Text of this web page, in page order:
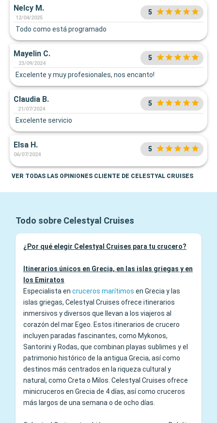
Nelcy M.
12/04/2025
5
Todo como está programado
Mayelin C.
23/09/2024
5
Excelente y muy profesionales, nos encanto!
Claudia B.
21/07/2024
5
Excelente servicio
Elsa H.
06/07/2024
5
VER TODAS LAS OPINIONES CLIENTE DE CELESTYAL CRUISES
Todo sobre Celestyal Cruises
¿Por qué elegir Celestyal Cruises para tu crucero?
Itinerarios únicos en Grecia, en las islas griegas y en
los Emiratos
Especialista en cruceros marítimos en Grecia y las
islas griegas, Celestyal Cruises ofrece itinerarios
inmersivos y diversos que llevan a los viajeros al
corazón del mar Egeo. Estos itinerarios de crucero
incluyen paradas fascinantes, como Mykonos,
Santorini y Rodas, que combinan playas sublimes y el
patrimonio histórico de la antigua Grecia, así como
destinos más centrados en la riqueza cultural y
natural, como Creta o Milos. Celestyal Cruises ofrece
minicruceros en Grecia de 4 días, así como cruceros
más largos de una semana o de ocho días.